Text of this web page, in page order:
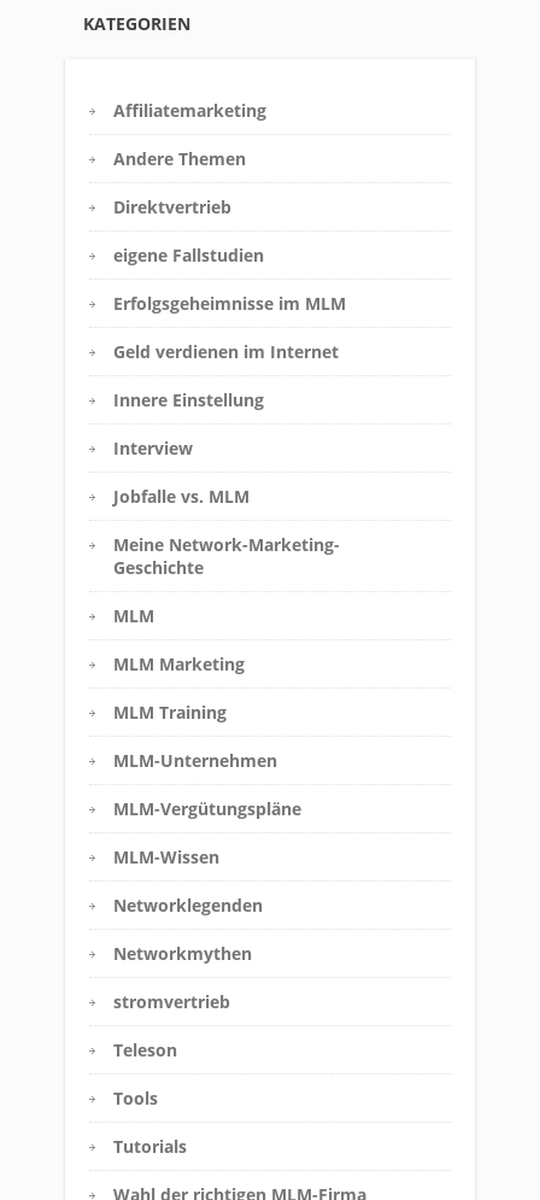
KATEGORIEN
Affiliatemarketing
Andere Themen
Direktvertrieb
eigene Fallstudien
Erfolgsgeheimnisse im MLM
Geld verdienen im Internet
Innere Einstellung
Interview
Jobfalle vs. MLM
Meine Network-Marketing-
Geschichte
MLM
MLM Marketing
MLM Training
MLM-Unternehmen
MLM-Vergütungspläne
MLM-Wissen
Networklegenden
Networkmythen
stromvertrieb
Teleson
Tools
Tutorials
Wahl der richtigen MLM-Firma